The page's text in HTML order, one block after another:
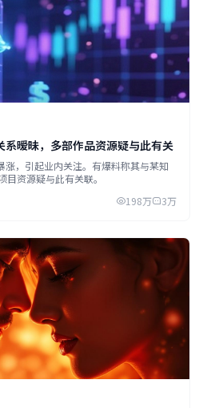
暧昧，多部作品资源疑与此有关
，引起业内关注。有爆料称其与某知
资源疑与此有关联。
198万 3万